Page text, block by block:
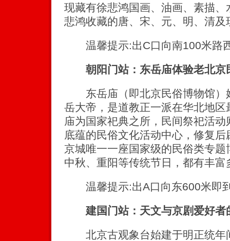
现藏有徐悲鸿国画、油画、素描
悲鸿收藏的唐、宋、元、明、清
温馨提示:出C口向南100米路
朝阳门站：东岳庙体验老北京
东岳庙（即北京民俗博物馆）
岳大帝，是道教正一派在华北地
庙为国家祀典之所，民间祭祀活
底蕴的民俗文化活动中心，修复
京城唯一一座国家级的民俗类专
中秋、重阳等传统节日，都有丰
温馨提示:出A口向东600米即
建国门站：天文与京剧爱好者
北京古观象台始建于明正统年